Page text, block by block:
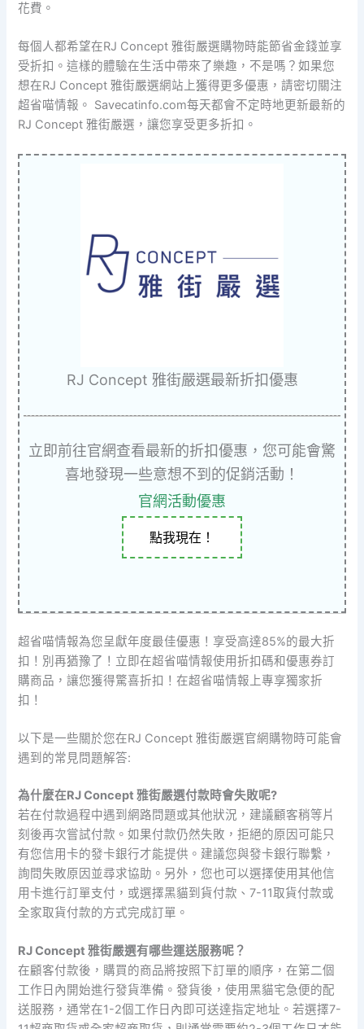
花費。
每個人都希望在RJ Concept 雅街嚴選購物時能節省金錢並享
受折扣。這樣的體驗在生活中帶來了樂趣，不是嗎？如果您
想在RJ Concept 雅街嚴選網站上獲得更多優惠，請密切關注
超省喵情報。 Savecatinfo.com每天都會不定時地更新最新的
RJ Concept 雅街嚴選，讓您享受更多折扣。
RJ Concept 雅街嚴選最新折扣優惠
立即前往官網查看最新的折扣優惠，您可能會驚
喜地發現一些意想不到的促銷活動！
官網活動優惠
點我現在！
超省喵情報為您呈獻年度最佳優惠！享受高達85%的最大折
扣！別再猶豫了！立即在超省喵情報使用折扣碼和優惠券訂
購商品，讓您獲得驚喜折扣！在超省喵情報上專享獨家折
扣！
以下是一些關於您在RJ Concept 雅街嚴選官網購物時可能會
遇到的常見問題解答:
為什麼在RJ Concept 雅街嚴選付款時會失敗呢?
若在付款過程中遇到網路問題或其他狀況，建議顧客稍等片
刻後再次嘗試付款。如果付款仍然失敗，拒絕的原因可能只
有您信用卡的發卡銀行才能提供。建議您與發卡銀行聯繫，
詢問失敗原因並尋求協助。另外，您也可以選擇使用其他信
用卡進行訂單支付，或選擇黑貓到貨付款、7-11取貨付款或
全家取貨付款的方式完成訂單。
RJ Concept 雅街嚴選有哪些運送服務呢？
在顧客付款後，購買的商品將按照下訂單的順序，在第二個
工作日內開始進行發貨準備。發貨後，使用黑貓宅急便的配
送服務，通常在1-2個工作日內即可送達指定地址。若選擇7-